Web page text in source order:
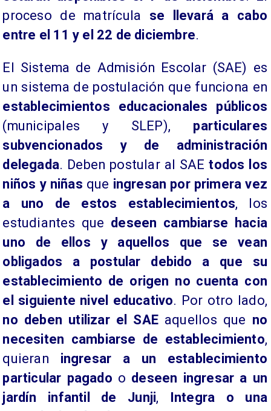
proceso de matrícula se llevará a cabo
entre el 11 y el 22 de diciembre.
El Sistema de Admisión Escolar (SAE) es
un sistema de postulación que funciona en
establecimientos educacionales públicos
(municipales y SLEP), particulares
subvencionados y de administración
delegada. Deben postular al SAEtodos los
niños y niñas que ingresan por primera vez
a uno de estos establecimientos, los
estudiantes que deseen cambiarse hacia
uno de ellos y aquellos que se vean
obligados a postular debido a que su
establecimiento de origen no cuenta con
el siguiente nivel educativo. Por otro lado,
no deben utilizar el SAEaquellos que no
necesiten cambiarse de establecimiento,
quieran ingresar a un establecimiento
particular pagado o deseen ingresar a un
jardín infantil de Junji, Integra o una